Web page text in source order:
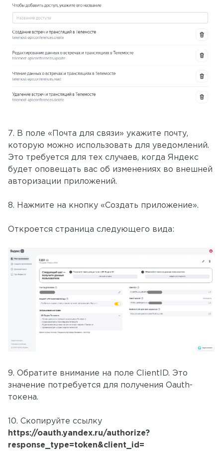
7. В поле «Почта для связи» укажите почту,
которую можно использовать для уведомлений.
Это требуется для тех случаев, когда Яндекс
будет оповещать вас об изменениях во внешней
авторизации приложений.
8. Нажмите на кнопку «Создать приложение».
Откроется страница следующего вида:
9. Обратите внимание на поле ClientID. Это
значение потребуется для получения Oauth-
токена.
10. Скопируйте ссылку
https://oauth.yandex.ru/authorize?
response_type=token&client_id=